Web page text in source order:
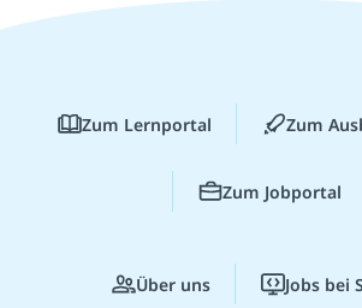
Zum Lernportal Zum
Zum Jobportal
Über uns Jobs bei